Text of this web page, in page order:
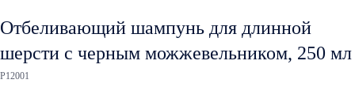
Отбеливающий шампунь для длинной
шерсти с черным можжевельником, 250 мл
P12001